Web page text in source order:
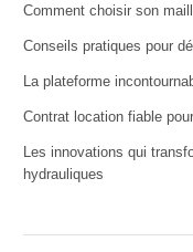
Comment choisir son
Conseils pratiques pour
La plateforme
Contrat location fiable
Les innovations qui
hydrauliques